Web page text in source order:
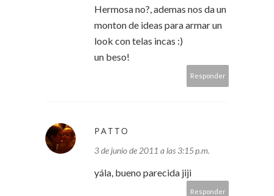
Hermosa no?, ademas nos da un
monton de ideas para armar un
look con telas incas :)
un beso!
Responder
PATTO
3 de junio de 2011 a las 3:15 p.m.
yála, bueno parecida jiji
Responder